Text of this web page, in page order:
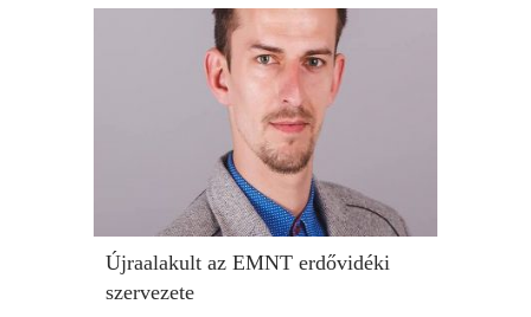
Újraalakult az EMNT erdővidéki
szervezete